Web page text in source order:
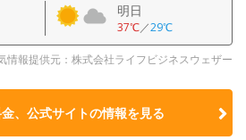
明日
37℃／29℃
情報提供元：株式会社ライフビジネスウェザー
、公式サイトの情報を見る